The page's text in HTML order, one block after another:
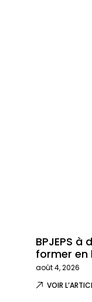
BPJEPS
former en
août 4, 2026
VOIR